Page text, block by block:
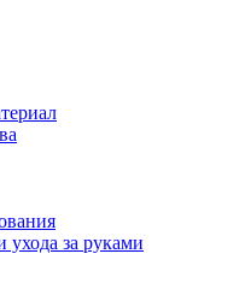
ухода за руками